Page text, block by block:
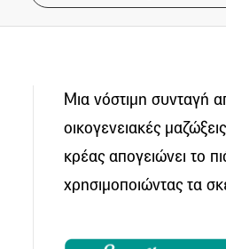
Μια νόστιμη συνταγή
οικογενειακές
κρέας απογειώνει το
χρησιμοποιώντας τα